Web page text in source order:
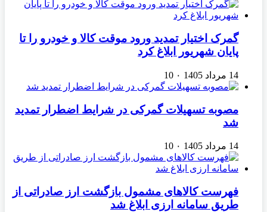
گمرک اختیار تمدید ورود موقت کالا و خودرو را تا
پایان شهریور ابلاغ کرد
14 مرداد 1405 ۰ 10
مصوبه تسهیلات گمرکی در شرایط اضطرار تمدید
شد
14 مرداد 1405 ۰ 10
فهرست کالاهای مشمول بازگشت ارز صادراتی از
طریق سامانه ارزی ابلاغ شد